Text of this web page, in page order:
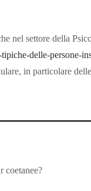
nel settore della
delle-persone-
in particolare
coetanee?